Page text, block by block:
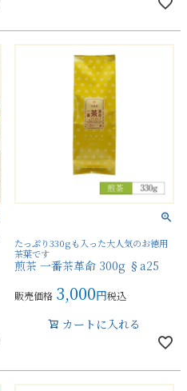
たっぷり330gも入った大人気のお徳用
茶葉です
煎茶 一番茶革命 300g §a25
販売価格 3,000 税込
カートに入れる